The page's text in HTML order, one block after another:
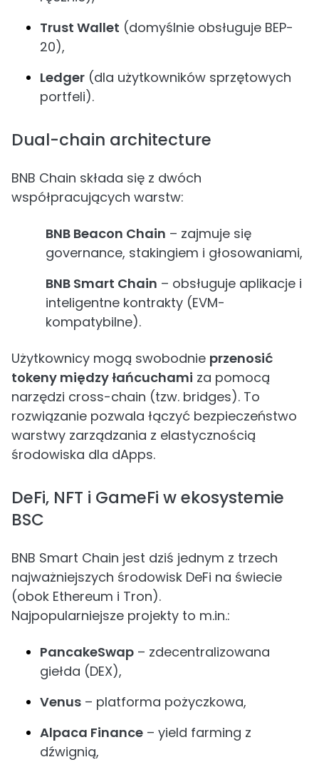
Trust Wallet (domyślnie obsługuje BEP-
20),
Ledger (dla użytkowników sprzętowych
portfeli).
Dual-chain architecture
BNB Chain składa się z dwóch
współpracujących warstw:
BNB Beacon Chain – zajmuje się
governance, stakingiem i głosowaniami,
BNB Smart Chain – obsługuje aplikacje i
inteligentne kontrakty (EVM-
kompatybilne).
Użytkownicy mogą swobodnie przenosić
tokeny między łańcuchami za pomocą
narzędzi cross-chain (tzw. bridges). To
rozwiązanie pozwala łączyć bezpieczeństwo
warstwy zarządzania z elastycznością
środowiska dla dApps.
DeFi, NFT i GameFi w ekosystemie
BSC
BNB Smart Chain jest dziś jednym z trzech
najważniejszych środowisk DeFi na świecie
(obok Ethereum i Tron).
Najpopularniejsze projekty to m.in.:
PancakeSwap – zdecentralizowana
giełda (DEX),
Venus – platforma pożyczkowa,
Alpaca Finance – yield farming z
dźwignią,